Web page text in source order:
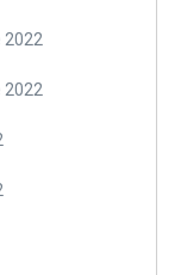
2022
2022